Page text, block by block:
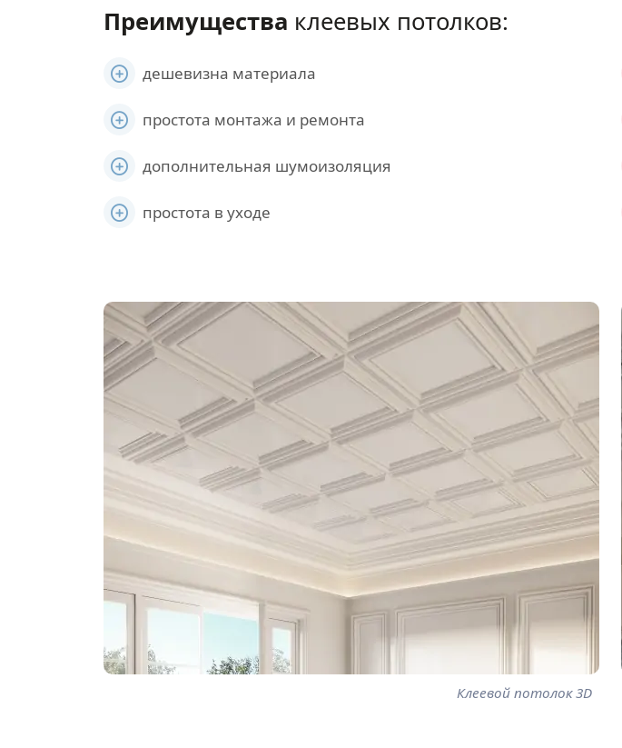
Преимущества клеевых потолков:
дешевизна материала
простота монтажа и ремонта
дополнительная шумоизоляция
простота в уходе
Клеевой потолок 3D